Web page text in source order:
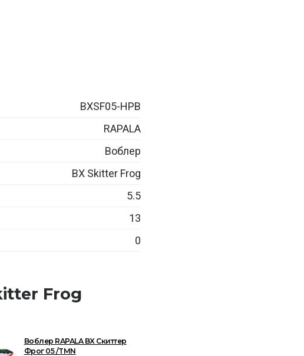
BXSF05-HPB
RAPALA
Воблер
BX Skitter Frog
5.5
13
0
Frog
Воблер RAPALA BX Скиттер
Фрог 05 /TMN